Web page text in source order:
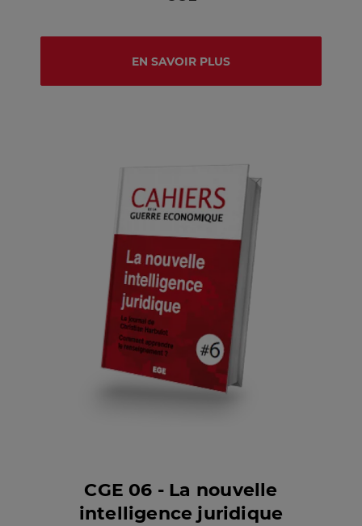
EN SAVOIR PLUS
CGE 06 - La nouvelle
intelligence juridique